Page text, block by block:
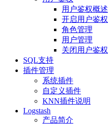
用户鉴权概述
开启用户鉴权
角色管理
用户管理
关闭用户鉴权
SQL支持
插件管理
系统插件
自定义插件
KNN插件说明
Logstash
产品简介